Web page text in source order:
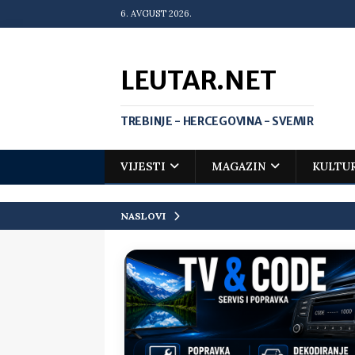
6. AVGUST 2026.
LEUTAR.NET
TREBINJE - HERCEGOVINA - SVEMIR
VIJESTI MAGAZIN
NASLOVI
[ 20. jul 2026. ] Zlato za Vuka
matematičkoj olimpijadi VIJESTI
Da li i obraz ima
[ 16. jul 2026. ] Mile će da ti